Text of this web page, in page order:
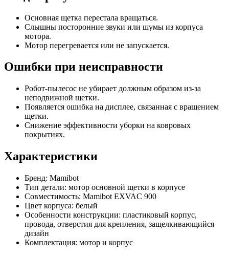
Основная щетка перестала вращаться.
Слышны посторонние звуки или шумы из корпуса
мотора.
Мотор перегревается или не запускается.
Ошибки при неисправности
Робот-пылесос не убирает должным образом из-за
неподвижной щетки.
Появляется ошибка на дисплее, связанная с вращением
щетки.
Снижение эффективности уборки на ковровых
покрытиях.
Характеристики
Бренд: Mamibot
Тип детали: мотор основной щетки в корпусе
Совместимость: Mamibot EXVAC 900
Цвет корпуса: белый
Особенности конструкции: пластиковый корпус,
провода, отверстия для крепления, защелкивающийся
дизайн
Комплектация: мотор и корпус